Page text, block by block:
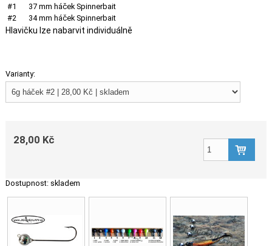
#1
37 mm háček Spinnerbait
#2
34 mm háček Spinnerbait
Hlavičku lze nabarvit individuálně
Varianty:
28,00 Kč
Dostupnost: skladem